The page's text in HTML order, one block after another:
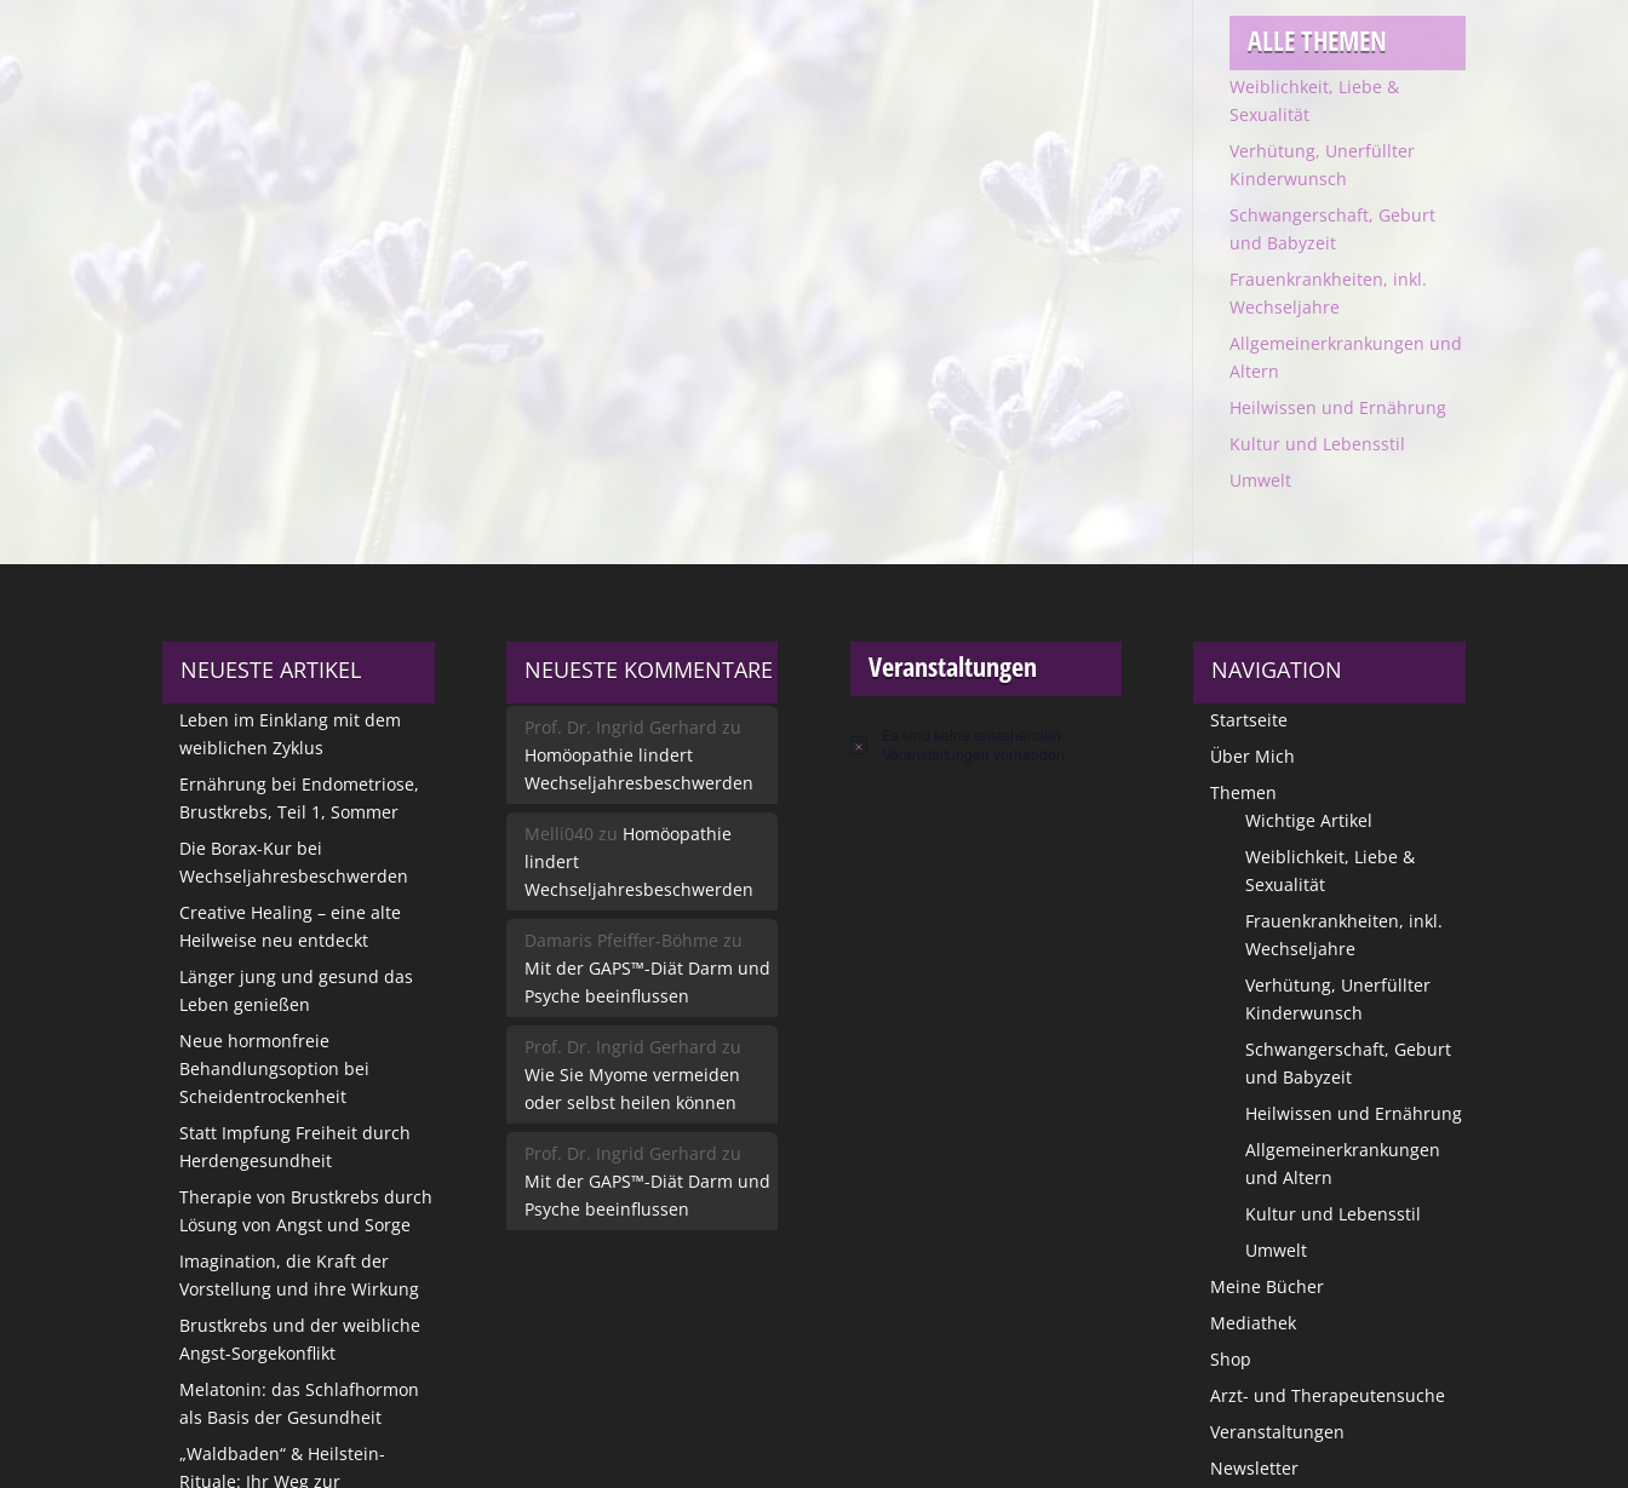
ALLE THEMEN
Weiblichkeit, Liebe &
Sexualität
Verhütung, Unerfüllter
Kinderwunsch
Schwangerschaft, Geburt
und Babyzeit
Frauenkrankheiten, inkl.
Wechseljahre
Allgemeinerkrankungen und
Altern
Heilwissen und Ernährung
Kultur und Lebensstil
Umwelt
NEUESTE ARTIKEL
Leben im Einklang mit dem
weiblichen Zyklus
Ernährung bei Endometriose,
Brustkrebs, Teil 1, Sommer
Die Borax-Kur bei
Wechseljahresbeschwerden
Creative Healing – eine alte
Heilweise neu entdeckt
Länger jung und gesund das
Leben genießen
Neue hormonfreie
Behandlungsoption bei
Scheidentrockenheit
Statt Impfung Freiheit durch
Herdengesundheit
Therapie von Brustkrebs durch
Lösung von Angst und Sorge
Imagination, die Kraft der
Vorstellung und ihre Wirkung
Brustkrebs und der weibliche
Angst-Sorgekonflikt
Melatonin: das Schlafhormon
als Basis der Gesundheit
„Waldbaden“ & Heilstein-
Rituale: Ihr Weg zur
NEUESTE KOMMENTARE
Prof. Dr. Ingrid Gerhard zu
Homöopathie lindert
Wechseljahresbeschwerden
Melli040 zu Homöopathie
lindert
Wechseljahresbeschwerden
Damaris Pfeiffer-Böhme zu
Mit der GAPS™-Diät Darm und
Psyche beeinflussen
Prof. Dr. Ingrid Gerhard zu
Wie Sie Myome vermeiden
oder selbst heilen können
Prof. Dr. Ingrid Gerhard zu
Mit der GAPS™-Diät Darm und
Psyche beeinflussen
Veranstaltungen
Hinweis
NAVIGATION
Startseite
Über Mich
Themen
Wichtige Artikel
Weiblichkeit, Liebe &
Sexualität
Frauenkrankheiten, inkl.
Wechseljahre
Verhütung, Unerfüllter
Kinderwunsch
Schwangerschaft, Geburt
und Babyzeit
Heilwissen und Ernährung
Allgemeinerkrankungen
und Altern
Kultur und Lebensstil
Umwelt
Meine Bücher
Mediathek
Shop
Arzt- und Therapeutensuche
Veranstaltungen
Newsletter